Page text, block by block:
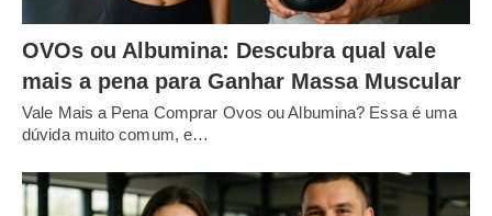
OVOs ou Albumina: Descubra qual vale
mais a pena para Ganhar Massa Muscular
Vale Mais a Pena Comprar Ovos ou Albumina? Essa é uma
dúvida muito comum, e…